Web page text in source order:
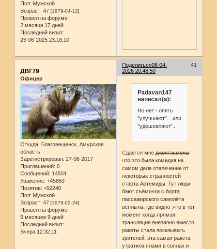
Пол: Мужской
Возраст: 47 [1979-04-12]
Провел на форуме:
2 месяца 17 дней
Последний визит:
23-06-2025 23:18:10
Поделиться 41
08-04-
2026 20:48:50
ДВГ79
Офицер
Откуда: Благовещенск, Амурская
область
Зарегистрирован: 27-06-2017
Приглашений: 0
Сообщений: 14504
Уважение: +45850
Позитив: +52240
Пол: Мужской
Возраст: 47 [1979-02-24]
Провел на форуме:
5 месяцев 9 дней
Последний визит:
Вчера 12:32:11
Padavan147
написал(а):
Но нет - опять
"улучшают"... или
"удешевляют"...
Сдаётся мнеджентльмены
что это была комедия на
самом деле отвлечение от
некоторых странностей
старта Артемиды. Тут люди
бают съёмочка с борта
пассажирского самолёта
всплыла, где видно ,что в тот
момент когда прямая
трансляция внезапно вместо
ракеты стала показывать
зрителей, эта самая ракета
утратила пламя в соплах и